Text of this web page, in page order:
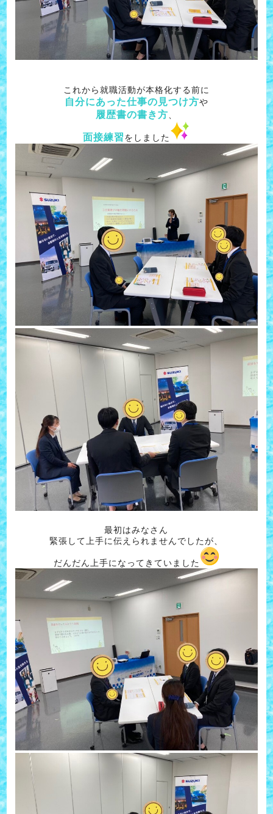
これから就職活動が本格化する前に
自分にあった仕事の見つけ方や
履歴書の書き方、
面接練習をしました
最初はみなさん
緊張して上手に伝えられませんでしたが、
だんだん上手になってきていました